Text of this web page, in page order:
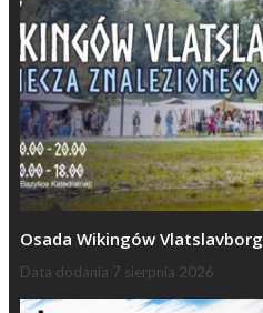
Osada Wikingów Vlatslavborg
Data dodania 7 sierpnia 2026